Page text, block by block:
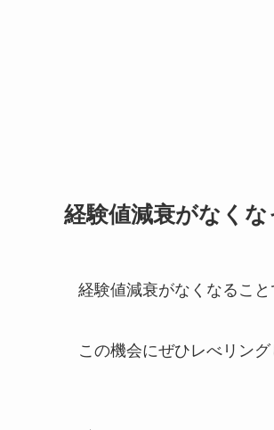
経験値減衰がなく
経験値減衰がなくなるこ
この機会にぜひレべリン